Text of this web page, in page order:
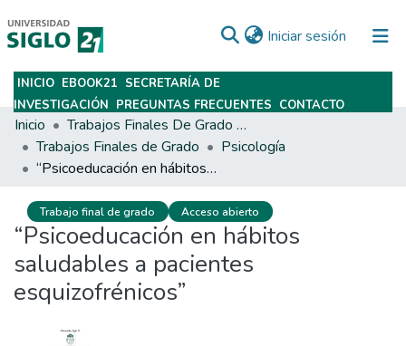
Iniciar sesión (current)
Subir
INICIO EBOOK21 SECRETARÍA DE
INVESTIGACIÓN PREGUNTAS FRECUENTES CONTACTO
Inicio
Trabajos Finales De Grado Y Posgrado
Trabajos Finales de Grado
Psicología
“Psicoeducación en hábitos saludables a pacientes esquizofrénicos”
Trabajo final de grado Acceso abierto
“Psicoeducación en hábitos
saludables a pacientes
esquizofrénicos”